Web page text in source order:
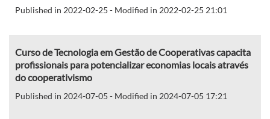
Published in 2022-02-25 - Modified in 2022-02-25 21:01
Curso de Tecnologia em Gestão de Cooperativas capacita
profissionais para potencializar economias locais através
do cooperativismo
Published in 2024-07-05 - Modified in 2024-07-05 17:21